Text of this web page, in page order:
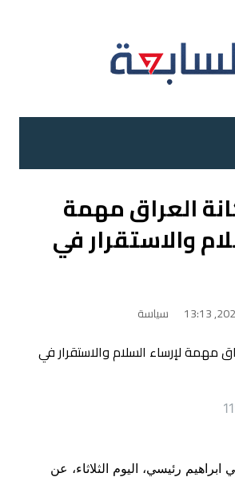
العراق مهمة
والاستقرار في
سياسة
ابراهيم رئيسي، اليوم الثلاثاء، عن